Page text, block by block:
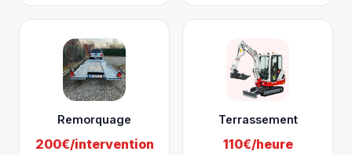
Remorquage
200€/intervention
Terrassement
110€/heure